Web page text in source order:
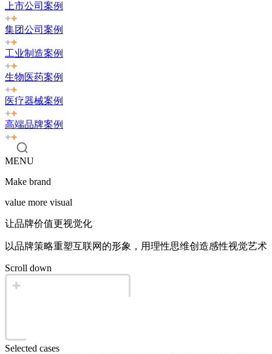
上市公司案例
集团公司案例
工业制造案例
生物医药案例
医疗器械案例
高端品牌案例
MENU
Make brand
value more visual
让品牌价值更视觉化
以品牌策略重塑互联网的形象，用理性思维创造感性视觉艺术
Scroll down
Selected cases